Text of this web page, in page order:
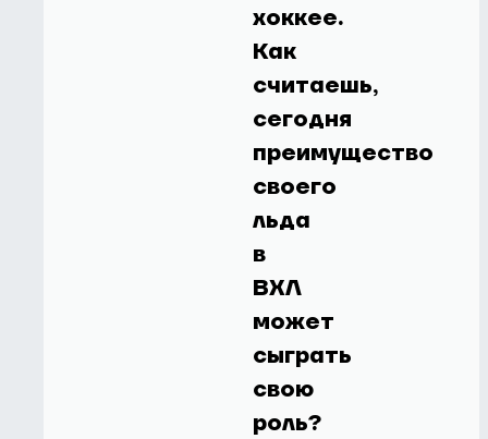
хоккее.
Как
считаешь,
сегодня
преимущество
своего
льда
в
ВХЛ
может
сыграть
свою
роль?